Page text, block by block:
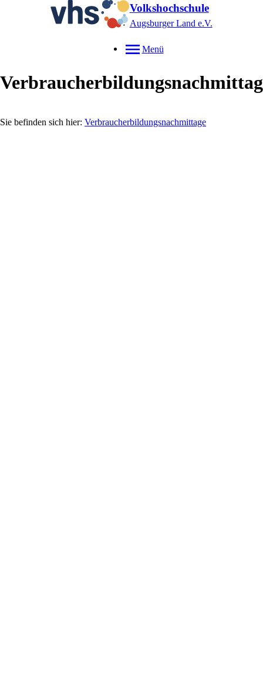
Volkshochschule
Augsburger Land e.V.
Menü
Verbraucherbildungsnachmittage